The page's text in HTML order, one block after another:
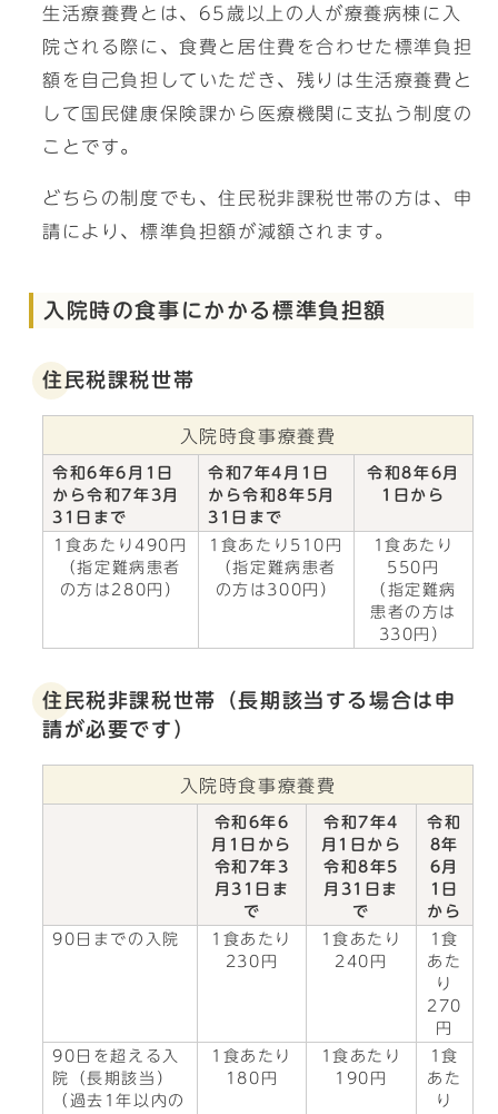
生活療養費とは、65歳以上の人が療養病棟に入
院される際に、食費と居住費を合わせた標準負担
額を自己負担していただき、残りは生活療養費と
して国民健康保険課から医療機関に支払う制度の
ことです。
どちらの制度でも、住民税非課税世帯の方は、申
請により、標準負担額が減額されます。
入院時の食事にかかる標準負担額
住民税課税世帯
入院時食事療養費
令和6年6月1日
から令和7年3月
31日まで
令和7年4月1日
から令和8年5月
31日まで
令和8年6月
1日から
1食あたり490円
（指定難病患者
の方は280円）
1食あたり510円
（指定難病患者
の方は300円）
1食あたり
550円
（指定難病
患者の方は
330円）
住民税非課税世帯（長期該当する場合は申
請が必要です）
入院時食事療養費
令和6年6
月1日から
令和7年3
月31日ま
で
令和7年4
月1日から
令和8年5
月31日ま
で
令和
8年
6月
1日
から
90日までの入院
1食あたり
230円
1食あたり
240円
1食
あた
り
270
円
90日を超える入
院（長期該当）
（過去1年以内の
1食あたり
180円
1食あたり
190円
1食
あた
り